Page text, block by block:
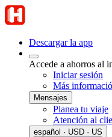
Descargar la app
Accede a ahorros al
Iniciar sesión
Más
Mensajes
Planea tu viaje
Atención al
español · USD · US